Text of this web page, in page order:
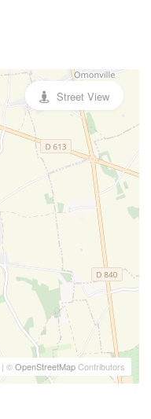
| ©OpenStreetMapContributors
Street View